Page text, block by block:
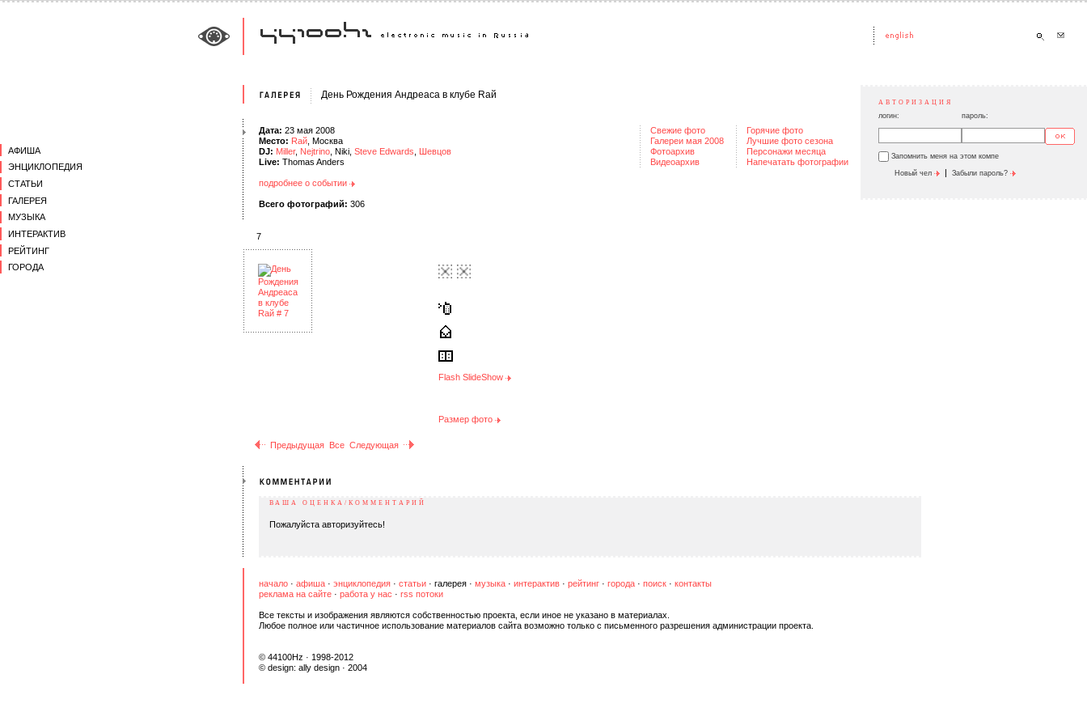
АФИША
ЭНЦИКЛОПЕДИЯ
СТАТЬИ
ГАЛЕРЕЯ
МУЗЫКА
ИНТЕРАКТИВ
РЕЙТИНГ
ГОРОДА
День Рождения Андреаса в клубе Rай
Дата: 23 мая 2008
Место: Rай , Москва
DJ: Miller, Nejtrino , Niki, Steve Edwards
Шевцов
Live: Thomas Anders
подробнее о событии
Всего фотографий: 306
Свежие фото
Галереи мая 2008
Фотоархив
Видеоархив
Горячие фото
Лучшие фото сезона
Персонажи месяца
Напечатать фотографии
АВТОРИЗАЦИЯ
логин: пароль:
Запомнить меня на этом компе
Новый чел | Забыли пароль?
7
Flash SlideShow
Размер фото
Предыдущая Все Следующая
ВАША ОЦЕНКА/КОММЕНТАРИЙ
Пожалуйста авторизуйтесь!
начало · афиша · энциклопедия · статьи · галерея · музыка · интерактив · рейтинг · города · поиск · контакты
реклама на сайте · работа у нас · rss потоки
Все тексты и изображения являются собственностью проекта, если иное не указано в материалах.
Любое полное или частичное использование материалов сайта возможно только с письменного разрешения администрации проекта.
© 44100Hz · 1998-2012
© design: ally design · 2004